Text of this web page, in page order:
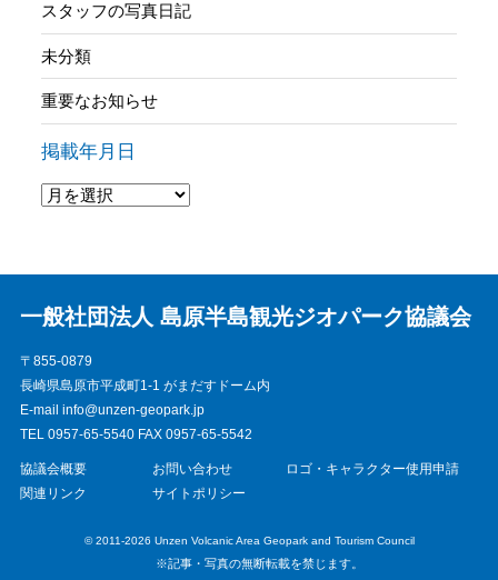
スタッフの写真日記
未分類
重要なお知らせ
掲載年月日
協議会概要 お問い合わせ
ロゴ・キャラクター使用申請
関連リンク
サイトポリシー
© 2011-2026 Unzen Volcanic Area Geopark and Tourism Council
※記事・写真の無断転載を禁じます。
一般社団法人 島原半島観光ジオパーク協議会
〒855-0879
長崎県島原市平成町1-1 がまだすドーム内
E-mail info@unzen-geopark.jp
TEL 0957-65-5540 FAX 0957-65-5542